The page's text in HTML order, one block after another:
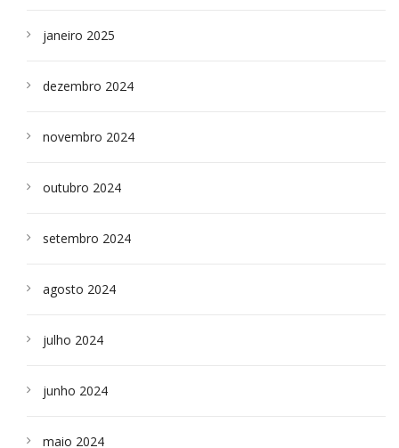
janeiro 2025
dezembro 2024
novembro 2024
outubro 2024
setembro 2024
agosto 2024
julho 2024
junho 2024
maio 2024